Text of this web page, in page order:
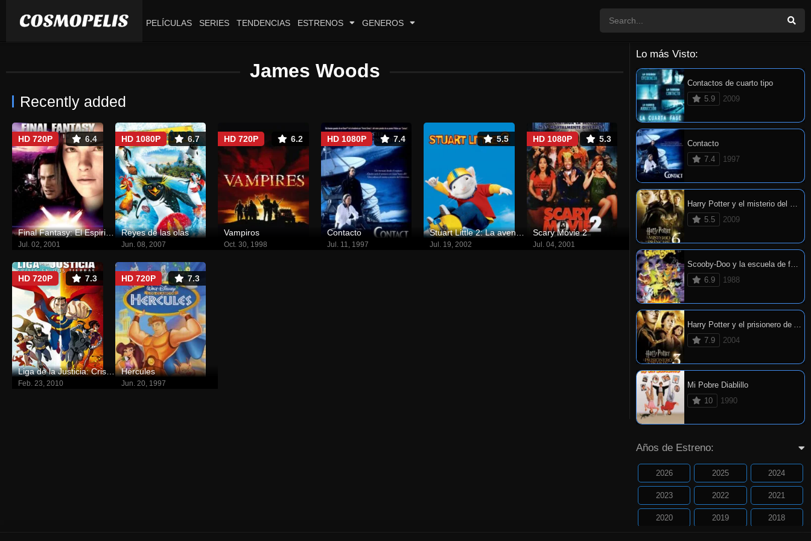
PELÍCULAS SERIES TENDENCIAS ESTRENOS GENEROS
James Woods
Recently added
6.4
HD 720P
Jul. 02, 2001
6.7
HD 1080P
Reyes de las olas
Jun. 08, 2007
6.2
HD 720P
Vampiros
Oct. 30, 1998
7.4
HD 1080P
Contacto
Jul. 11, 1997
5.5
Jul. 19, 2002
5.3
HD 1080P
Scary Movie 2
Jul. 04, 2001
7.3
HD 720P
Liga de la Justicia: Crisis en las dos tierras
Feb. 23, 2010
7.3
HD 720P
Hércules
Jun. 20, 1997
Lo más Visto:
Contactos de cuarto tipo
5.9
2009
Contacto
7.4
1997
Harry Potter y el misterio del príncipe
5.5
2009
Scooby-Doo y la escuela de fantasmas
6.9
1988
Harry Potter y el prisionero de Azkaban
7.9
2004
Mi Pobre Diablillo
10
1990
Años de Estreno:
2026 2025 2024
2023 2022 2021
2020 2019 2018